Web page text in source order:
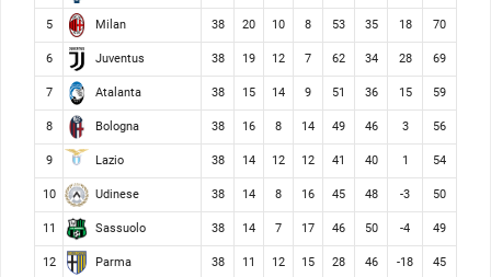
5 Milan 38 20 10 8 53 35 18 70
6 Juventus 38 19 12 7 62 34 28 69
7 Atalanta 38 15 14 9 51 36 15 59
8 Bologna 38 16 8 14 49 46 3 56
9 Lazio 38 14 12 12 41 40 1 54
10 Udinese 38 14 8 16 45 48 -3 50
11 Sassuolo 38 14 7 17 46 50 -4 49
12 Parma 38 11 12 15 28 46 -18 45